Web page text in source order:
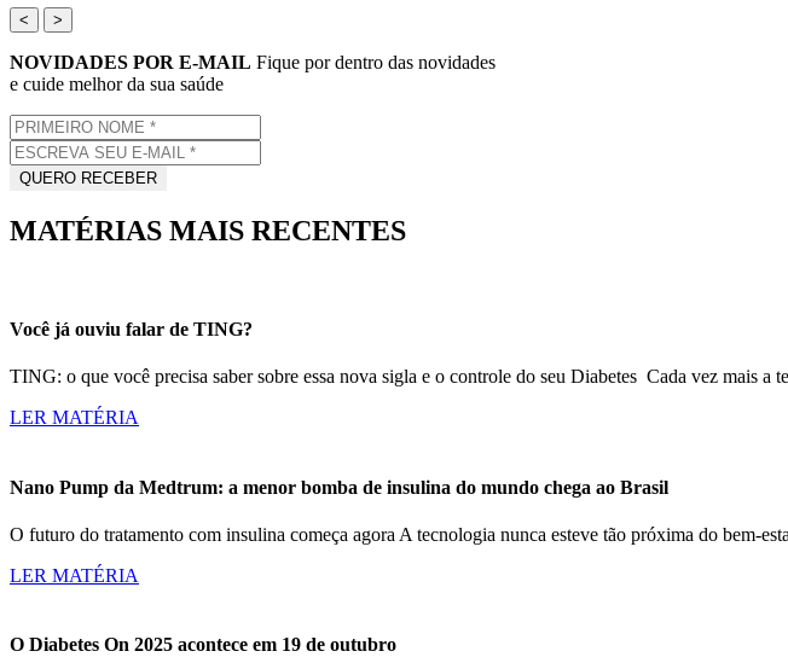
< >
NOVIDADES POR E-MAIL Fique por dentro das novidades
e cuide melhor da sua saúde
MATÉRIAS MAIS RECENTES
Você já ouviu falar de TING?
TING: o que você precisa saber sobre essa nova sigla e o controle do seu Diabetes Cada vez mais a
LER MATÉRIA
Nano Pump da Medtrum: a menor bomba de insulina do mundo chega ao Brasil
O futuro do tratamento com insulina começa agora A tecnologia nunca esteve tão próxima do bem-
LER MATÉRIA
O Diabetes On 2025 acontece em 19 de outubro